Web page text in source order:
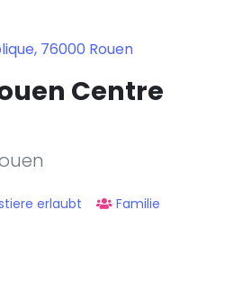
76000 Rouen
Centre
erlaubt Familie